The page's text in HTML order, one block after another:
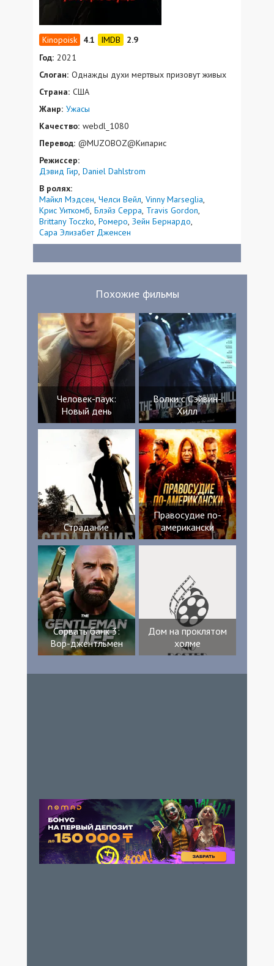
4.1
2.9
Год: 2021
Слоган: Однажды духи мертвых призовут живых
Страна: США
Жанр: Ужасы
Качество: webdl_1080
Перевод: @MUZOBOZ@Кипарис
Режиссер:
Дэвид Гир Daniel Dahlstrom
В ролях:
Майкл Мэдсен Челси Вейл Vinny Marseglia
Крис Уиткомб Блэйз Серра Travis Gordon
Brittany Toczko Ромеро Зейн Бернардо
Сара Элизабет Дженсен
Похожие фильмы
Человек-паук:
Новый день
Волки с Сэйвин-
Хилл
Страдание
Правосудие по-
американски
Сорвать банк 3:
Вор-джентльмен
Дом на проклятом
холме